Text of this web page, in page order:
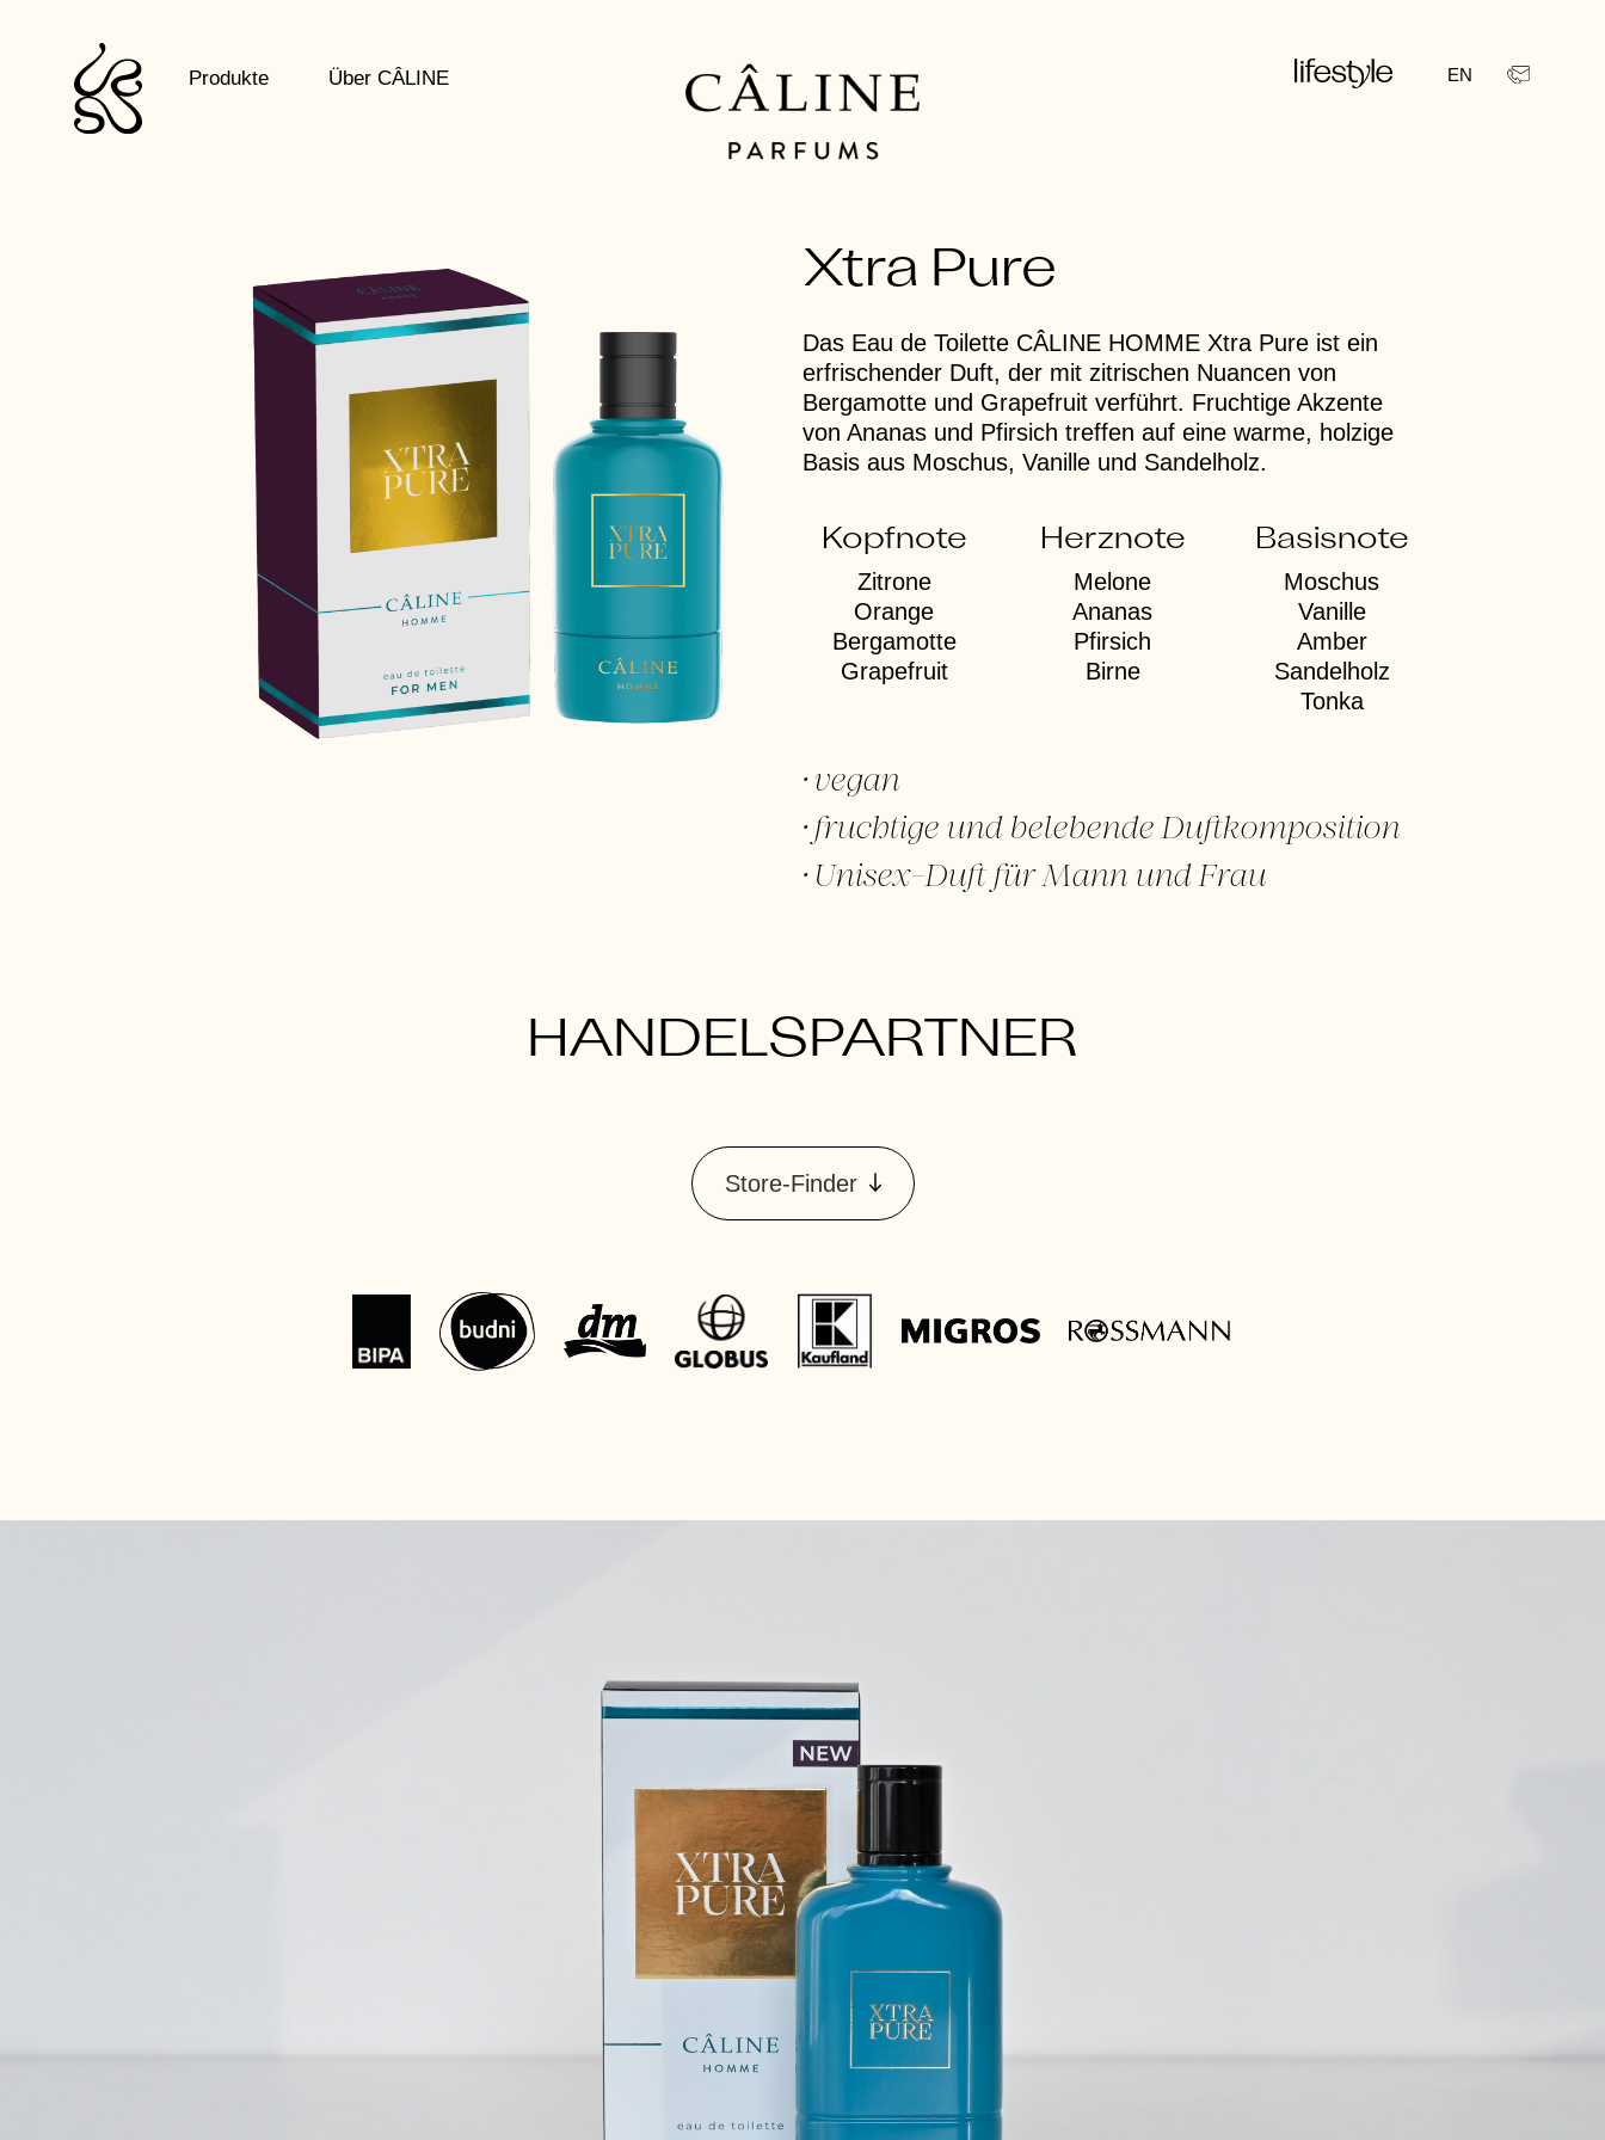
Produkte Über CÂLINE EN
Xtra Pure
Das Eau de Toilette CÂLINE HOMME Xtra Pure ist ein
erfrischender Duft, der mit zitrischen Nuancen von
Bergamotte und Grapefruit verführt. Fruchtige Akzente
von Ananas und Pfirsich treffen auf eine warme, holzige
Basis aus Moschus, Vanille und Sandelholz.
Kopfnote
Zitrone
Orange
Bergamotte
Grapefruit
Herznote
Melone
Ananas
Pfirsich
Birne
Basisnote
Moschus
Vanille
Amber
Sandelholz
Tonka
vegan
fruchtige und belebende Duftkomposition
Unisex-Duft für Mann und Frau
HANDELSPARTNER
Store-Finder